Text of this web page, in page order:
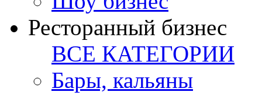
Ресторанный бизнес
ВСЕ КАТЕГОРИИ
Бары, кальяны